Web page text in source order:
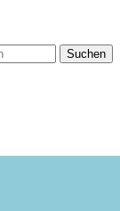
Suchen